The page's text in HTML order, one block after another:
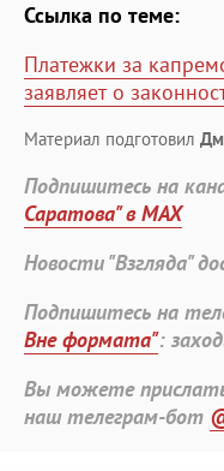
Ссылка по теме:
Платежки за
заявляет о
Материал подготовил
Подпишитесь на
Саратова" в MAX
Новости "Взгляда"
Подпишитесь на
Вне формата":
Вы можете
наш телеграм-бот